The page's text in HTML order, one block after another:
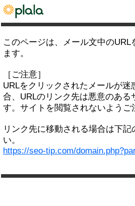
このページは、メール文中の
ます。
［ご注意］
URLをクリックされたメールが
合、URLのリンク先は悪意のあ
す。サイトを閲覧されないようご
リンク先に移動される場合は下
い。
https://seo-tip.com/